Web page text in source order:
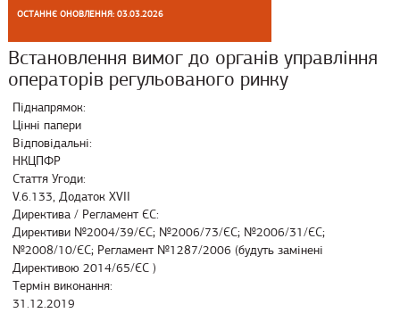
ОСТАННЄ ОНОВЛЕННЯ: 03.03.2026
Встановлення вимог до органів управління
операторів регульованого ринку
Піднапрямок:
Цінні папери
Відповідальні:
НКЦПФР
Стаття Угоди:
V.6.133, Додаток XVII
Директива / Регламент ЄС:
Директиви №2004/39/ЄС; №2006/73/ЄС; №2006/31/ЄС;
№2008/10/ЄС; Регламент №1287/2006 (будуть замінені
Директивою 2014/65/ЄС )
Термін виконання:
31.12.2019